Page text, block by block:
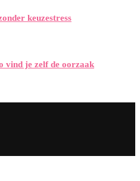
keuzestress
vind je zelf de oorzaak